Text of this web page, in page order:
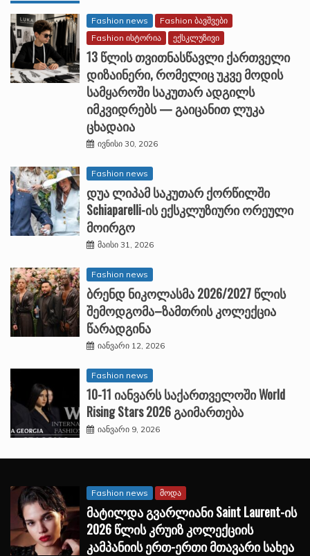
Fashion news
Fashion ბავშვები
Fashion ისტორია
ექსკლუზივი
13 წლის თვითნასწავლი ქართველი
დიზაინერი, რომელიც უკვე მოდის
სამყაროში საკუთარ ადგილს
იმკვიდრებს — გაიცანით ლუკა
ცხადაია
ივნისი 30, 2026
Fashion news
დუა ლიპამ საკუთარ ქორწილში
Schiaparelli-ის ექსკლუზიური ორეული
მოირგო
მაისი 31, 2026
Fashion news
ბრენდ ნიკოლასმა 2026/2027 წლის
შემოდგომა–ზამთრის კოლექცია
წარადგინა
იანვარი 12, 2026
Fashion news
10-11 იანვარს საქართველოში World
Rising Stars 2026 გაიმართება
იანვარი 9, 2026
Fashion news მოდა
მატილდა გვარლიანი Saint Laurent-ის
2026 წლის კრუიზ კოლექციის
კამპანიის ერთ-ერთი მთავარი სახეა